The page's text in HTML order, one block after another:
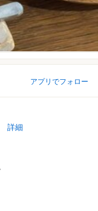
アプリでフォロー
詳細